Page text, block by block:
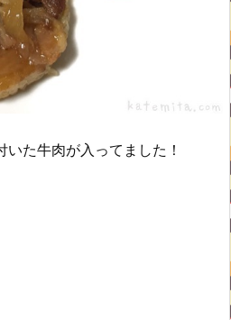
た牛肉が入ってました！